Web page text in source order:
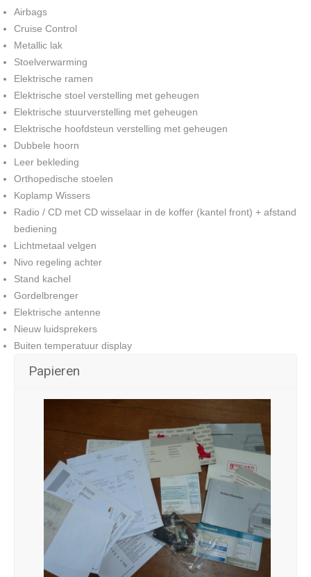
Airbags
Cruise Control
Metallic lak
Stoelverwarming
Elektrische ramen
Elektrische stoel verstelling met geheugen
Elektrische stuurverstelling met geheugen
Elektrische hoofdsteun verstelling met geheugen
Dubbele hoorn
Leer bekleding
Orthopedische stoelen
Koplamp Wissers
Radio / CD met CD wisselaar in de koffer (kantel front) + afstand
bediening
Lichtmetaal velgen
Nivo regeling achter
Stand kachel
Gordelbrenger
Elektrische antenne
Nieuw luidsprekers
Buiten temperatuur display
Papieren